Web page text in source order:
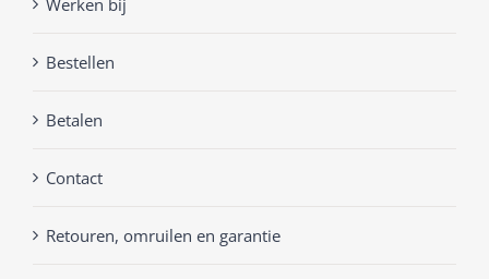
Werken bij
Bestellen
Betalen
Contact
Retouren, omruilen en garantie